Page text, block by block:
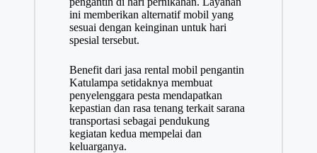
ini memberikan alternatif mobil yang
sesuai dengan keinginan untuk hari
spesial tersebut.
Benefit dari jasa rental mobil pengantin
Katulampa setidaknya membuat
penyelenggara pesta mendapatkan
kepastian dan rasa tenang terkait sarana
transportasi sebagai pendukung
kegiatan kedua mempelai dan
keluarganya.